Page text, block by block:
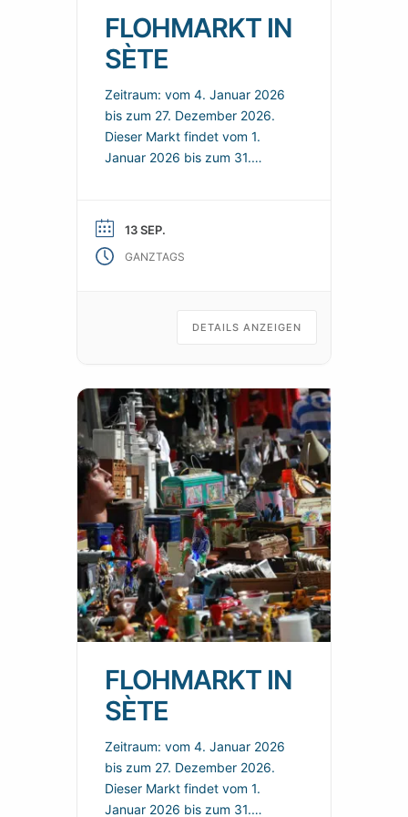
FLOHMARKT IN
SÈTE
Zeitraum: vom 4. Januar 2026
bis zum 27. Dezember 2026.
Dieser Markt findet vom 1.
Januar 2026 bis zum 31.
der Nähe und nützliche
praktische Informationen, um
Ihren Besuch zu organisieren.
Schnäppchen suchen.
13 SEP.
GANZTAGS
DETAILS ANZEIGEN
FLOHMARKT IN
SÈTE
Zeitraum: vom 4. Januar 2026
bis zum 27. Dezember 2026.
Dieser Markt findet vom 1.
Januar 2026 bis zum 31.